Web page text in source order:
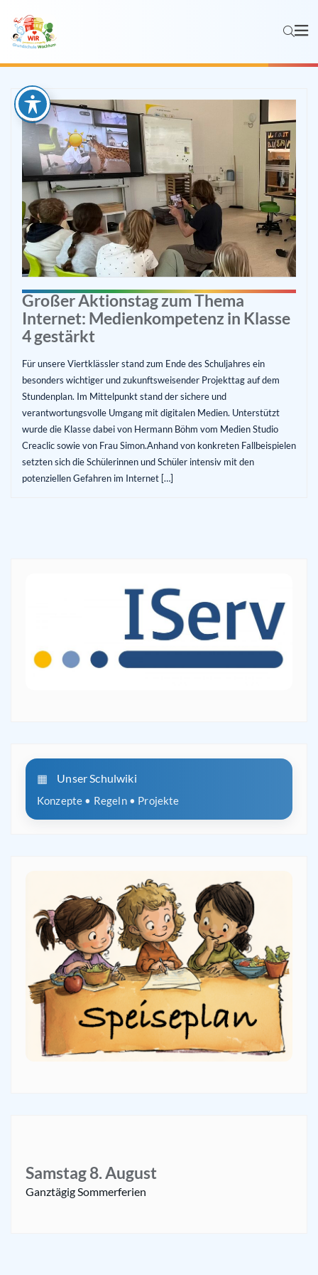
Großer Aktionstag zum Thema
Internet: Medienkompetenz in Klasse
4 gestärkt
Für unsere Viertklässler stand zum Ende des Schuljahres ein
besonders wichtiger und zukunftsweisender Projekttag auf dem
Stundenplan. Im Mittelpunkt stand der sichere und
verantwortungsvolle Umgang mit digitalen Medien. Unterstützt
wurde die Klasse dabei von Hermann Böhm vom Medien Studio
Creaclic sowie von Frau Simon.Anhand von konkreten Fallbeispielen
setzten sich die Schülerinnen und Schüler intensiv mit den
potenziellen Gefahren im Internet […]
Unser Schulwiki
Konzepte • Regeln • Projekte
Samstag8.August
GanztägigSommerferien